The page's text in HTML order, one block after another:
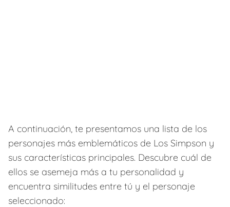
A continuación, te presentamos una lista de los
personajes más emblemáticos de Los Simpson y
sus características principales. Descubre cuál de
ellos se asemeja más a tu personalidad y
encuentra similitudes entre tú y el personaje
seleccionado: